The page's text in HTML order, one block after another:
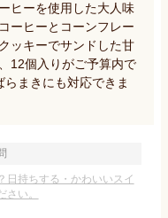
ヒーを使用した大人味
ーヒーとコーンフレー
ッキーでサンドした甘
12個入りがご予算内で
まきにも対応できま
日持ちする・かわいいスイ
い。